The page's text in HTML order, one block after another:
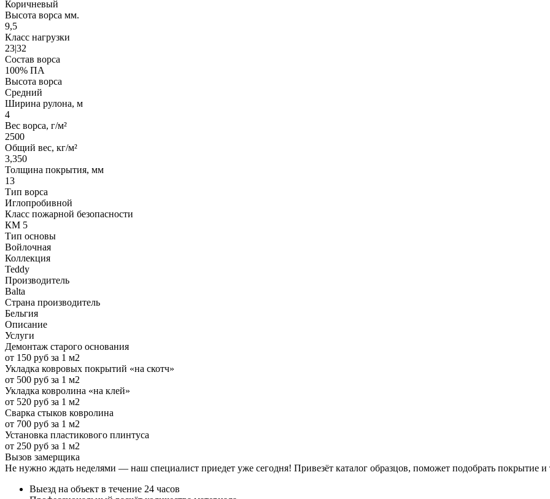
Коричневый
Высота ворса мм.
9,5
Класс нагрузки
23|32
Состав ворса
100% ПА
Высота ворса
Средний
Ширина рулона, м
4
Вес ворса, г/м²
2500
Общий вес, кг/м²
3,350
Толщина покрытия, мм
13
Тип ворса
Иглопробивной
Класс пожарной безопасности
КМ 5
Тип основы
Войлочная
Коллекция
Teddy
Производитель
Balta
Страна производитель
Бельгия
Описание
Услуги
Демонтаж старого основания
от 150 руб за 1 м2
Укладка ковровых покрытий «на скотч»
от 500 руб за 1 м2
Укладка ковролина «на клей»
от 520 руб за 1 м2
Сварка стыков ковролина
от 700 руб за 1 м2
Установка пластикового плинтуса
от 250 руб за 1 м2
Вызов замерщика
Не нужно ждать неделями — наш специалист приедет уже сегодня! Привезёт каталог образцов, поможет подобрать покрытие и
Выезд на объект в течение 24 часов